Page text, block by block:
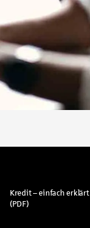
Kredit – einfach erklärt
(PDF)